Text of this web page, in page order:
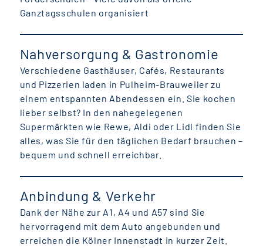
Ganztagsschulen organisiert
Nahversorgung & Gastronomie
Verschiedene Gasthäuser, Cafés, Restaurants
und Pizzerien laden in Pulheim-Brauweiler zu
einem entspannten Abendessen ein. Sie kochen
lieber selbst? In den nahegelegenen
Supermärkten wie Rewe, Aldi oder Lidl finden Sie
alles, was Sie für den täglichen Bedarf brauchen –
bequem und schnell erreichbar.
Anbindung & Verkehr
Dank der Nähe zur A1, A4 und A57 sind Sie
hervorragend mit dem Auto angebunden und
erreichen die Kölner Innenstadt in kurzer Zeit.